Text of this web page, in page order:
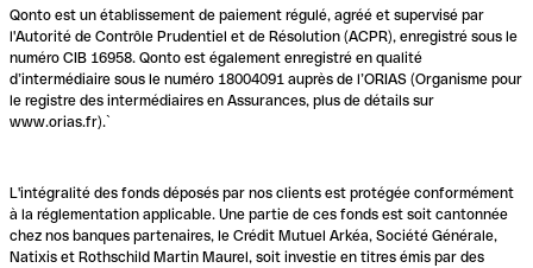
Qonto est un établissement de paiement régulé, agréé et supervisé par
l'Autorité de Contrôle Prudentiel et de Résolution (ACPR), enregistré sous le
numéro CIB 16958. Qonto est également enregistré en qualité
d’intermédiaire sous le numéro 18004091 auprès de l’ORIAS (Organisme pour
le registre des intermédiaires en Assurances, plus de détails sur
www.orias.fr).`
L'intégralité des fonds déposés par nos clients est protégée conformément
à la réglementation applicable. Une partie de ces fonds est soit cantonnée
chez nos banques partenaires, le Crédit Mutuel Arkéa, Société Générale,
Natixis et Rothschild Martin Maurel, soit investie en titres émis par des